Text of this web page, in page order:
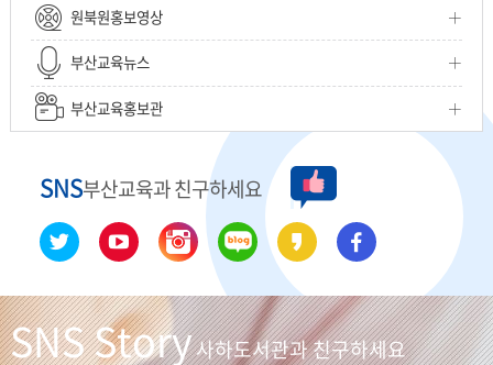
원북원홍보영상
부산교육뉴스
부산교육홍보관
SNS부산교육과 친구하세요
트위터 유튜브
인스타
그램
블로그
카카오
스토리
페이스
북
SNSStory사하도서관과 친구하세요